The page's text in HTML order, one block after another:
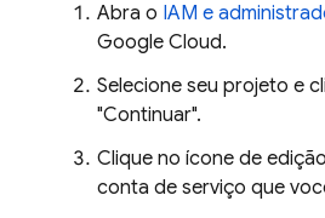
Abra o IAM e
Google Cloud.
Selecione seu projeto e
"Continuar".
Clique no ícone de
conta de serviço que